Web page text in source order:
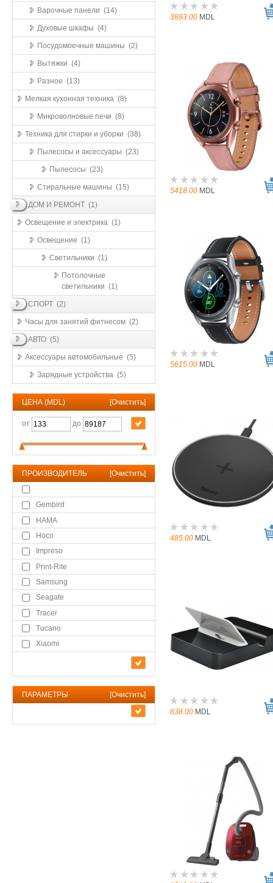
Варочные панели (14)
Духовые шкафы (4)
Посудомоечные машины (2)
Вытяжки (4)
Разное (13)
Мелкая кухонная техника (8)
Микроволновые печи (8)
Техника для стирки и уборки (38)
Пылесосы и аксессуары (23)
Пылесосы (23)
Стиральные машины (15)
ДОМ И РЕМОНТ (1)
Освещение и электрика (1)
Освещение (1)
Светильники (1)
Потолочные
светильники (1)
СПОРТ (2)
Часы для занятий фитнесом (2)
АВТО (5)
Аксессуары автомобильные (5)
Зарядные устройства (5)
ЦЕНА (MDL) [Очистить]
от до
ПРОИЗВОДИТЕЛЬ [Очистить]
Gembird
HAMA
Hoco
Impreso
Print-Rite
Samsung
Seagate
Tracer
Tucano
Xiaomi
ПАРАМЕТРЫ [Очистить]
3893.00 MDL
5418.00 MDL
5615.00 MDL
485.00 MDL
638.00 MDL